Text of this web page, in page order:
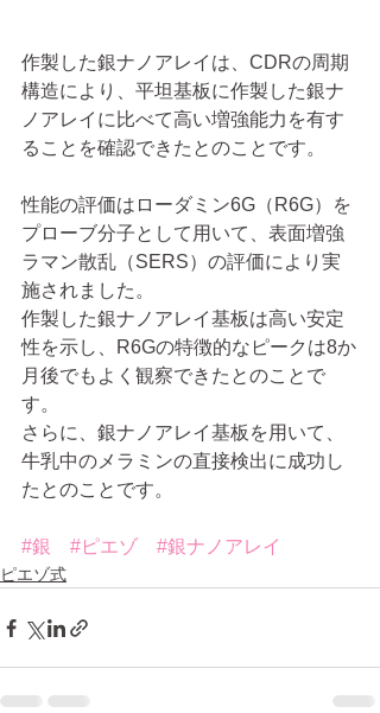
作製した銀ナノアレイは、CDRの周期
構造により、平坦基板に作製した銀ナ
ノアレイに比べて高い増強能力を有す
ることを確認できたとのことです。
性能の評価はローダミン6G（R6G）を
プローブ分子として用いて、表面増強
ラマン散乱（SERS）の評価により実
施されました。
作製した銀ナノアレイ基板は高い安定
性を示し、R6Gの特徴的なピークは8か
月後でもよく観察できたとのことで
す。
さらに、銀ナノアレイ基板を用いて、
牛乳中のメラミンの直接検出に成功し
たとのことです。
#銀 #ピエゾ #銀ナノアレイ
ピエゾ式